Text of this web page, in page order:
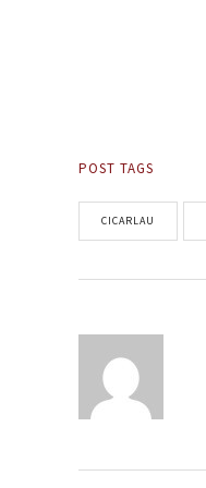
POST TAGS
CICARLAU